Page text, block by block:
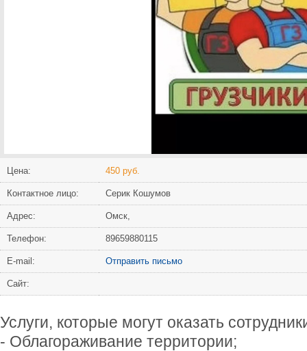
Цена: 450 руб.
Контактное лицо: Серик Кошумов
Адрес: Омск,
Телефон: 89659880115
Е-mail: Отправить письмо
Сайт:
Услуги, которые могут оказать
- Облагораживание территории;